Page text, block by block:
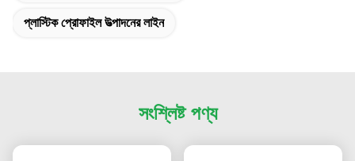
প্লাস্টিক প্রোফাইল উত্পাদনের লাইন
সংশ্লিষ্ট পণ্য